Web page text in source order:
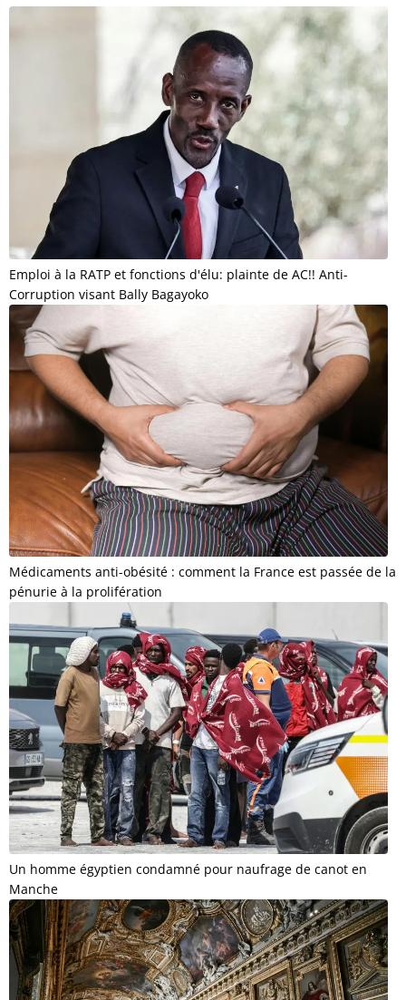
Emploi à la RATP et fonctions d'élu: plainte de AC!! Anti-
Corruption visant Bally Bagayoko
Médicaments anti-obésité : comment la France est passée de la
pénurie à la prolifération
Un homme égyptien condamné pour naufrage de canot en
Manche